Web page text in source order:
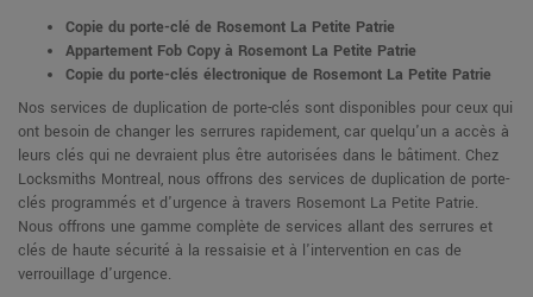
Copie du porte-clé de Rosemont La Petite Patrie
Appartement Fob Copy à Rosemont La Petite Patrie
Copie du porte-clés électronique de Rosemont La Petite Patrie
Nos services de duplication de porte-clés sont disponibles pour ceux qui
ont besoin de changer les serrures rapidement, car quelqu'un a accès à
leurs clés qui ne devraient plus être autorisées dans le bâtiment. Chez
Locksmiths Montreal, nous offrons des services de duplication de porte-
clés programmés et d'urgence à travers Rosemont La Petite Patrie.
Nous offrons une gamme complète de services allant des serrures et
clés de haute sécurité à la ressaisie et à l'intervention en cas de
verrouillage d'urgence.